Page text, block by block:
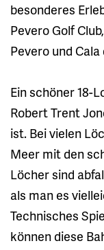
besonderes
Pevero Golf
Pevero und Cala
Ein schöner 18-
Robert Trent
ist. Bei vielen
Meer mit den
Löcher sind
als man es
Technisches
können diese